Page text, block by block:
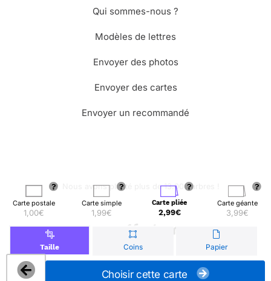
Carte postale
1,00€
Carte simple
1,99€
Carte pliée
2,99€
Carte géante
3,99€
Taille Coins Papier
Choisir cette carte
Qui sommes-nous ?
Modèles de lettres
Envoyer des photos
Envoyer des cartes
Envoyer un recommandé
🌳 Nous avons planté plus de 13.000 arbres !
© Merci Facteur